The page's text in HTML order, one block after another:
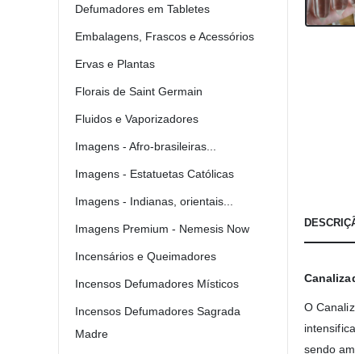
O
sendo
Defumadores em Tabletes
Embalagens, Frascos e Acessórios
Ervas e Plantas
Florais de Saint Germain
Fluidos e Vaporizadores
Imagens - Afro-brasileiras...
Imagens - Estatuetas Católicas
Imagens - Indianas, orientais...
Imagens Premium - Nemesis Now
Incensários e Queimadores
Incensos Defumadores Místicos
Incensos Defumadores Sagrada
Madre